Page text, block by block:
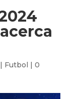
Futbol | 0